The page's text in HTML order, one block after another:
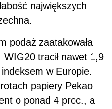
największych
podaż zaatakowała
WIG20 tracił nawet 1,9
indeksem w Europie.
papiery Pekao
o ponad 4 proc., a